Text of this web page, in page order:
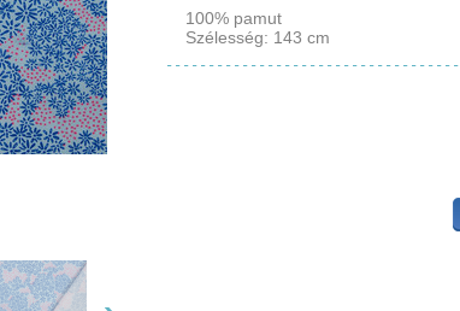
100% pamut
Szélesség: 143 cm